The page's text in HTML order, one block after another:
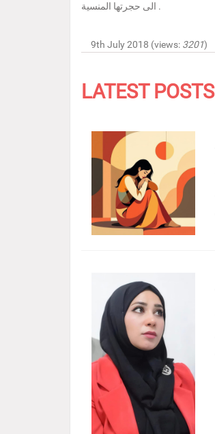
الى حجرتها المنسية .
9th July 2018 (views: 3201)
LATEST POSTS